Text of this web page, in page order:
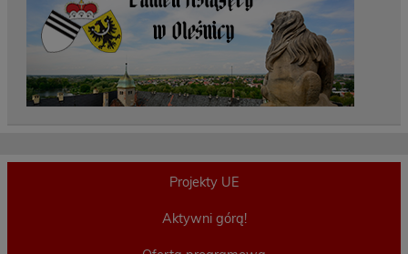
Projekty UE
Aktywni górą!